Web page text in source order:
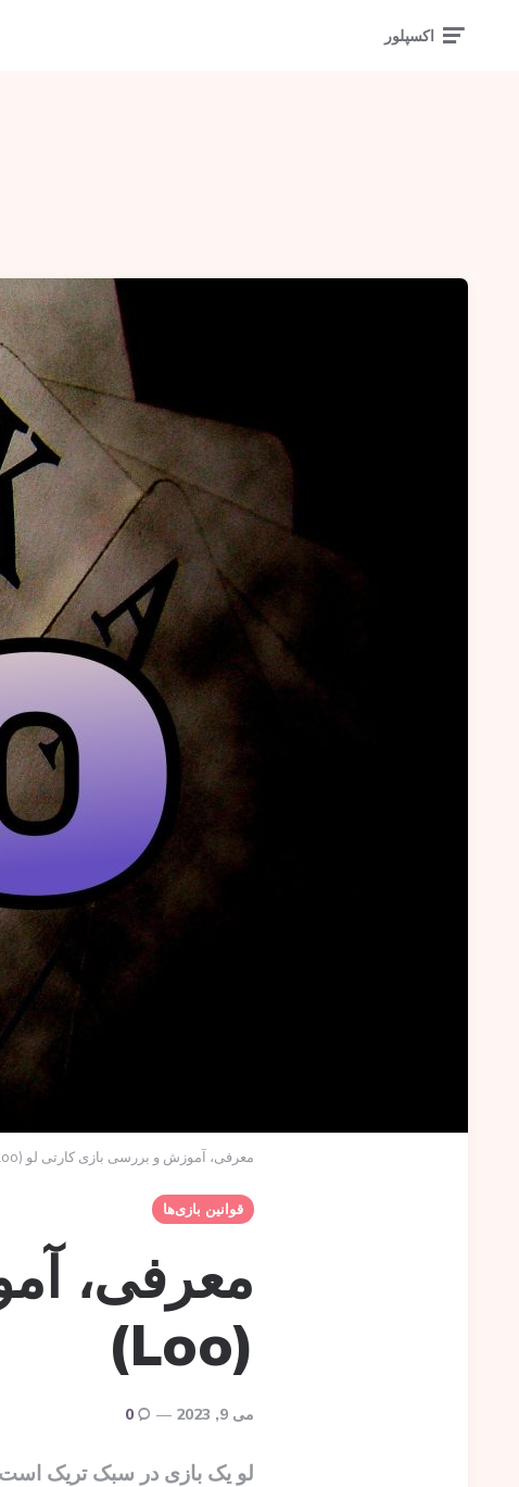
اکسپلور
معرفی، آموزش و بررسی بازی کارتی لو (Loo)
قوانین بازی‌ها
معرفی،
(Loo)
می 9, 2023 0